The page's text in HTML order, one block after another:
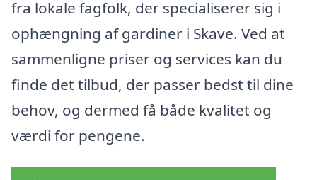
fra lokale fagfolk, der specialiserer sig i
ophængning af gardiner i Skave. Ved at
sammenligne priser og services kan du
finde det tilbud, der passer bedst til dine
behov, og dermed få både kvalitet og
værdi for pengene.